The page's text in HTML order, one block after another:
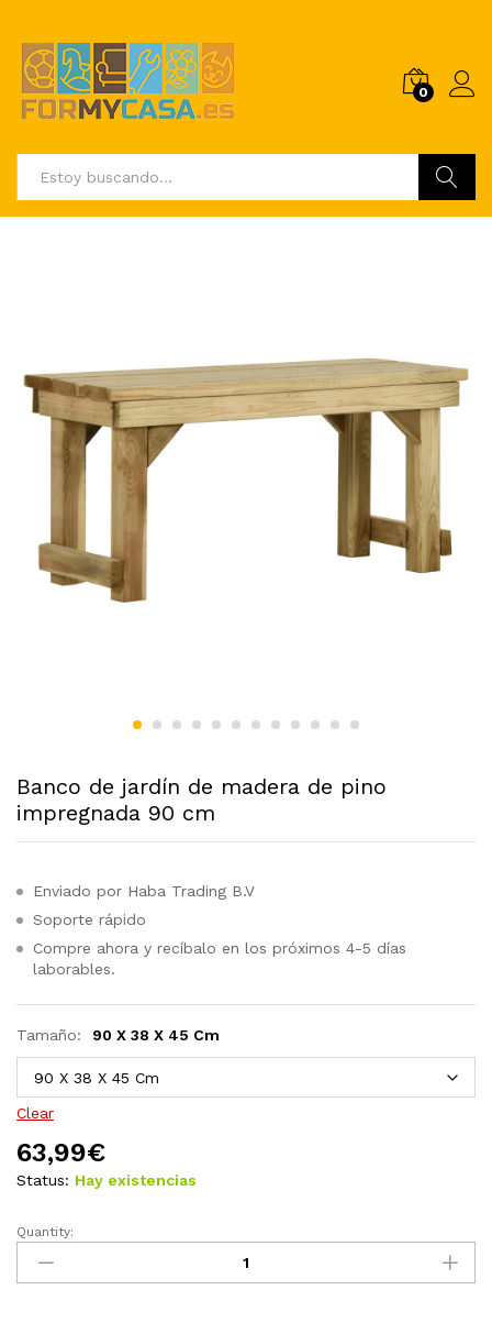
0
Banco de jardín de madera de pino
impregnada 90 cm
Enviado por Haba Trading B.V
Soporte rápido
Compre ahora y recíbalo en los próximos 4-5 días
laborables.
Tamaño: 90 X 38 X 45 Cm
Clear
63,99€
Status: Hay existencias
Banco
jardín
Quantity: